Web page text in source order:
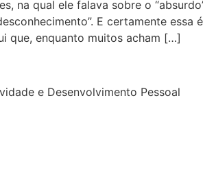
na qual ele falava sobre o
E certamente essa
que, enquanto muitos acham […]
e Desenvolvimento Pessoal